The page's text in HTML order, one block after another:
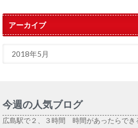
アーカイブ
今週の人気ブログ
広島駅で２、３時間 時間があったらでき